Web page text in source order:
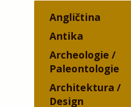
Angličtina
Antika
Archeologie /
Paleontologie
Architektura /
Design